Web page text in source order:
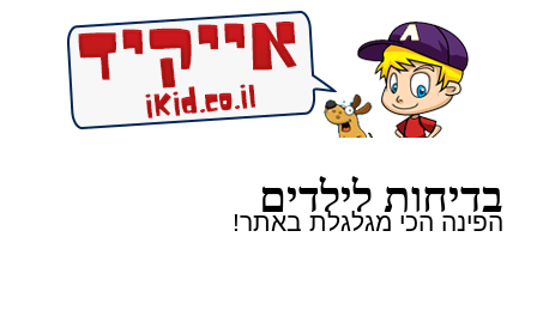
בדיחות לילדים
הפינה הכי מגלגלת באתר!